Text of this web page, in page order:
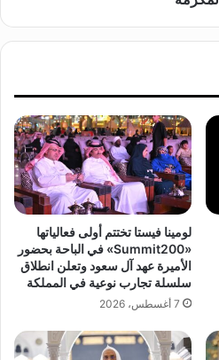
لومينا فيستا تختتم أولى فعالياتها
«Summit200» في الباحة بحضور
الأميرة عهد آل سعود وتعلن انطلاق
سلسلة تجارب نوعية في المملكة
7 أغسطس، 2026